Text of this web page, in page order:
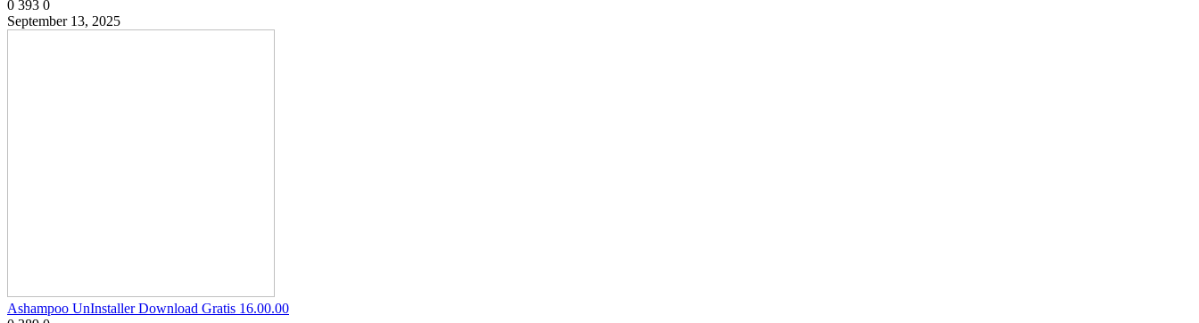
0 393 0
September 13, 2025
Ashampoo UnInstaller Download Gratis 16.00.00